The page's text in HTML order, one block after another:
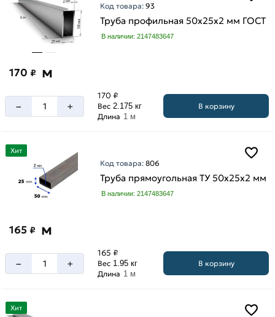
Код товара:93
Труба профильная 50х25х2 мм ГОСТ
В наличии: 2147483647
170 ₽ м
– +
170 ₽
Вес 2.175 кг
Длина 1 м
В корзину
Хит
Код товара:806
Труба прямоугольная ТУ 50х25х2 мм
В наличии: 2147483647
165 ₽ м
– +
165 ₽
Вес 1.95 кг
Длина 1 м
В корзину
Хит